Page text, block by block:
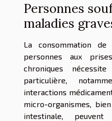
Personnes
maladies
La consommation
personnes aux
chroniques
particulière,
interactions
micro-organismes,
intestinale,